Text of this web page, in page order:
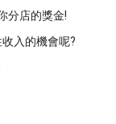
分店的獎金!
入的機會呢?